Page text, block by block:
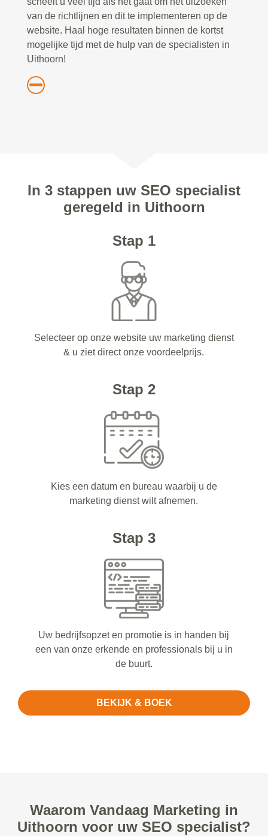
van de richtlijnen en dit te implementeren op de
website. Haal hoge resultaten binnen de kortst
mogelijke tijd met de hulp van de specialisten in
Uithoorn!
In 3 stappen uw SEO specialist
geregeld in Uithoorn
Stap 1
Selecteer op onze website uw marketing dienst
& u ziet direct onze voordeelprijs.
Stap 2
Kies een datum en bureau waarbij u de
marketing dienst wilt afnemen.
Stap 3
Uw bedrijfsopzet en promotie is in handen bij
een van onze erkende en professionals bij u in
de buurt.
BEKIJK & BOEK
Waarom Vandaag Marketing in
Uithoorn voor uw SEO specialist?